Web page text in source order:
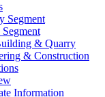
Segment
& Quarry
& Construction
Information